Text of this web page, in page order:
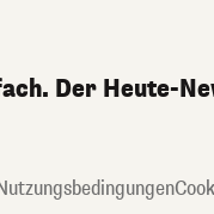
Der Heute-